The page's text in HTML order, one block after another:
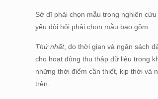
Sở dĩ phải chọn mẫu trong nghiên
yếu đòi hỏi phải chọn mẫu bao gồm:
Thứ nhất, do thời gian và ngân sách
cho hoạt động thu thập dữ liệu trong
những thời điểm cần thiết, kịp thời và
trên.